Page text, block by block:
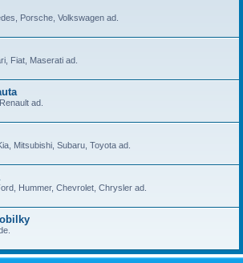
Porsche, Volkswagen ad.
Fiat, Maserati ad.
ad.
Mitsubishi, Subaru, Toyota ad.
Hummer, Chevrolet, Chrysler ad.